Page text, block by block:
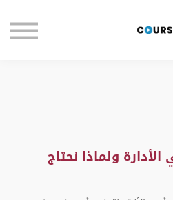
معنا
ولماذا نحتاج